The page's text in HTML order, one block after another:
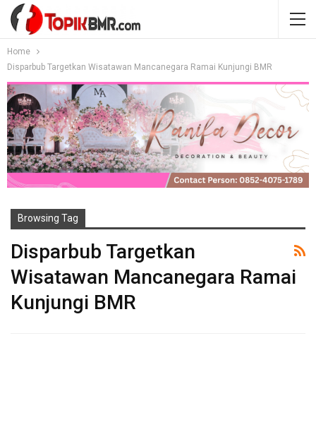
Home
Disparbub Targetkan Wisatawan Mancanegara Ramai Kunjungi BMR
Browsing Tag
Disparbub Targetkan
Wisatawan Mancanegara Ramai
Kunjungi BMR